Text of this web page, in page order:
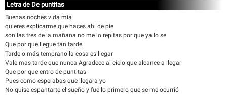
Letra de De puntitas
Buenas noches vida mía
quieres explicarme que haces ahí de pie
son las tres de la mañana no me lo repitas por que ya lo se
Que por que llegue tan tarde
Tarde o más temprano la cosa es llegar
Vale mas tarde que nunca Agradece al cielo que alcance a llegar
Que por que entro de puntitas
Pues como esperabas que llegara yo
No quise espantarte el sueño y fue lo primero que se me ocurrió